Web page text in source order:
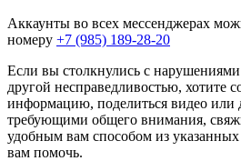
Аккаунты во всех мессенджерах
номеру +7 (985) 189-28-20
Если вы столкнулись с нарушениями
другой несправедливостью, хотите
информацию, поделиться видео или
требующими общего внимания,
удобным вам способом из
вам помочь.